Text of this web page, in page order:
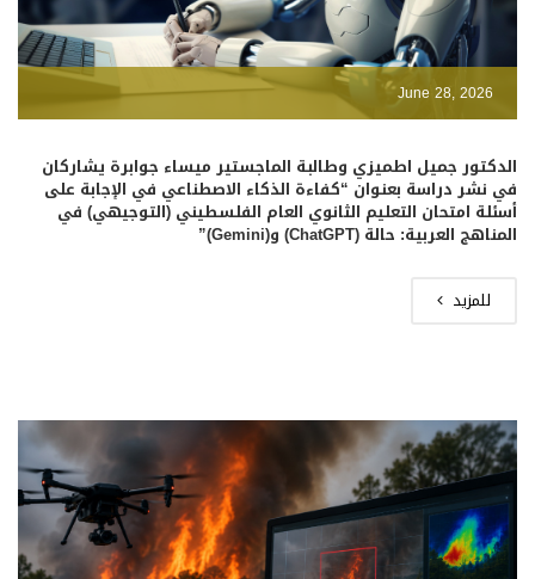
June 28, 2026
الدكتور جميل اطميزي وطالبة الماجستير ميساء جوابرة يشاركان
في نشر دراسة بعنوان “كفاءة الذكاء الاصطناعي في الإجابة على
أسئلة امتحان التعليم الثانوي العام الفلسطيني (التوجيهي) في
المناهج العربية: حالة (ChatGPT) و(Gemini)”
للمزيد